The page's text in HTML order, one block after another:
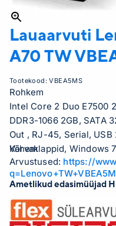
Lauaarvuti
A70 TW
Tootekood:VBEA5MS
Rohkem
Intel Core 2 Duo E7500
DDR3-1066 2GB, SATA
Out , RJ-45, Serial,
Kõrvaklappid, Windows
Hiir
Vähem
Arvustused: https://
Ametlikud edasimüüjad